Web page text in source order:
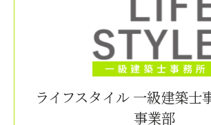
ライフスタイル 一級建築士
事業部